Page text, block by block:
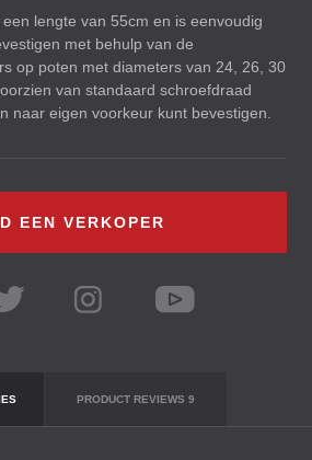
lengte van 55cm en is eenvoudig
met behulp van de
op poten met diameters van 24, 26, 30
van standaard schroefdraad
naar eigen voorkeur kunt bevestigen.
EEN VERKOPER
PRODUCT REVIEWS 9